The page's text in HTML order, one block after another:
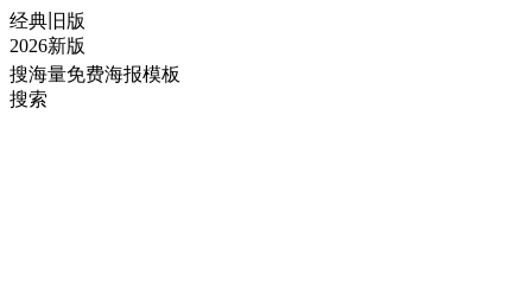
经典旧版
2026新版
搜海量免费海报模板
搜索